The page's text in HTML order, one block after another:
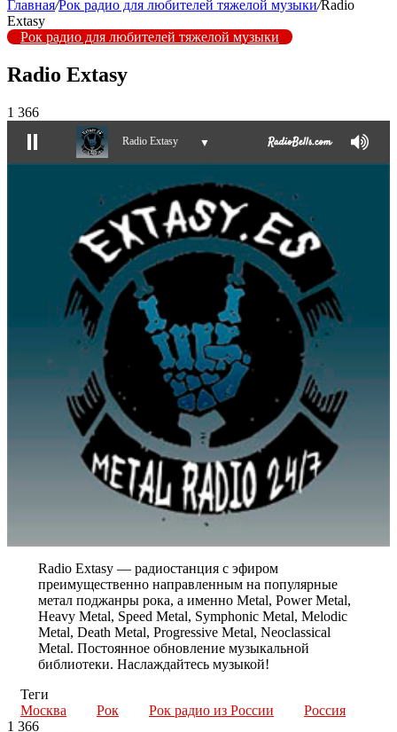
Главная/Рок радио для любителей тяжелой музыки/Radio
Extasy
Рок радио для любителей тяжелой музыки
Radio Extasy
1 366
Radio Extasy ▼
Radio Extasy — радиостанция с эфиром
преимущественно направленным на популярные
метал поджанры рока, а именно Metal, Power Metal,
Heavy Metal, Speed Metal, Symphonic Metal, Melodic
Metal, Death Metal, Progressive Metal, Neoclassical
Metal. Постоянное обновление музыкальной
библиотеки. Наслаждайтесь музыкой!
Теги
Москва
Рок Рок радио из России
Россия
1 366